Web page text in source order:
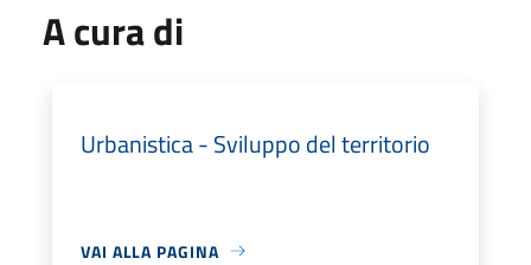
A cura di
Urbanistica - Sviluppo del territorio
VAI ALLA PAGINA